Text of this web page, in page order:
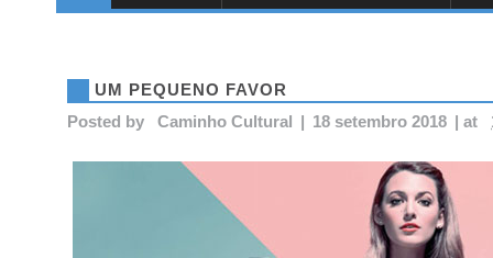
UM PEQUENO FAVOR
Posted by
Caminho Cultural | 18 setembro 2018 | at